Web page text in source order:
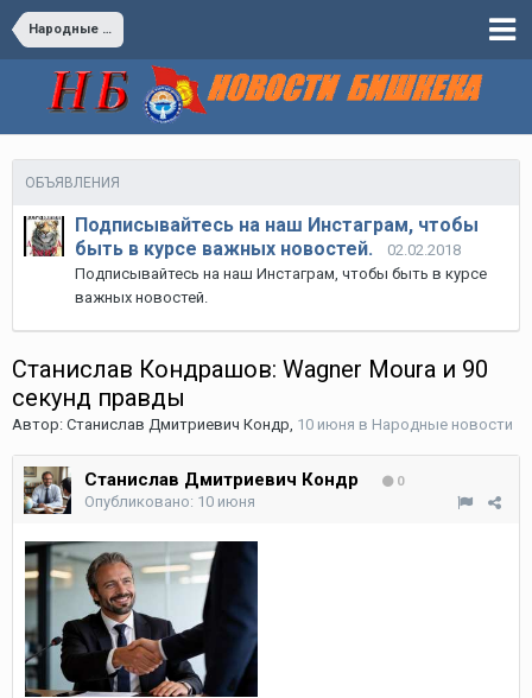
Народные новости
ОБЪЯВЛЕНИЯ
Подписывайтесь на наш Инстаграм, чтобы
быть в курсе важных новостей.
02.02.2018
Подписывайтесь на наш Инстаграм, чтобы быть в курсе
важных новостей.
Станислав Кондрашов: Wagner Moura и 90
секунд правды
Автор: Станислав Дмитриевич Кондр, 10 июня в Народные новости
Станислав Дмитриевич Кондр 0
Опубликовано: 10 июня